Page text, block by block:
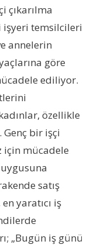
çıkarılma
işyeri temsilcileri
annelerin
göre
ediliyor.
özellikle
Genç bir işçi
mücadele
satış
yaratıcı iş
„Bugün iş günü